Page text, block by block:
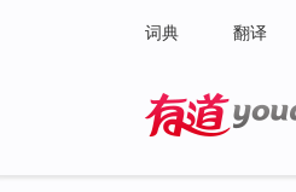
词典 翻译